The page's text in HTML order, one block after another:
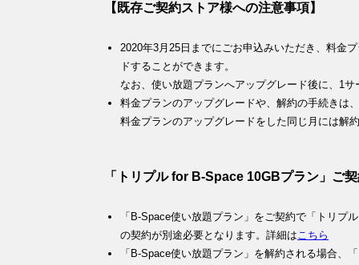
【既存ご契約ストア様への注意事項】
2020年3月25日までにごお申込みいただき、料金
ドすることができます。
なお、使い放題プランへアップグレード後に、1
料金プランのアップグレードや、解約の手続きは
料金プランのアップグレードをした同じ月には解
「トリプル for B-Space 10GBプラン」ご
「B-Space使い放題プラン」をご契約で「トリ
の契約が別途必要となります。詳細はこちら
「B-Space使い放題プラン」を解約される場合